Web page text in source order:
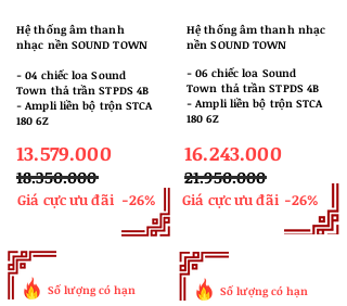
Hệ thống âm thanh
nhạc nền SOUND TOWN
​- 04 chiếc loa Sound
Town thả trần STPDS 4B
- Ampli liền bộ trộn STCA
180 6Z
13.579.000
​18.350.000
Giá cực ưu đãi -26%
Hệ thống âm thanh nhạc
nền SOUND TOWN
​- 06 chiếc loa Sound
Town thả trần STPDS 4B
- Ampli liền bộ trộn STCA
180 6Z
16.243.000
​21.950.000
Giá cực ưu đãi -26%
Số lượng có hạn Số lượng có hạn